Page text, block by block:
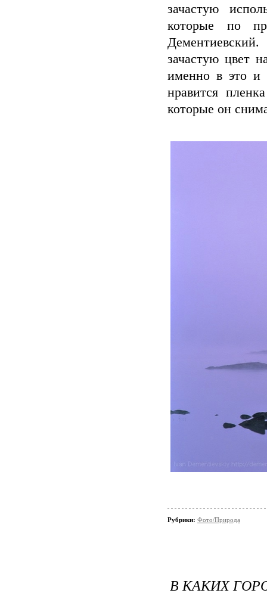
зачастую
которые по
зачастую цвет
именно в это и
нравится
которые он
Рубрики: Фото/Природа
В КАКИХ